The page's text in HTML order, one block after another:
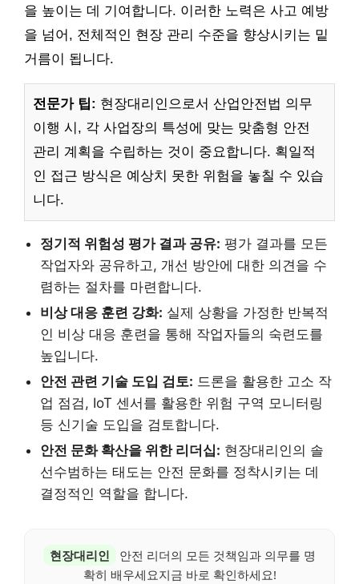
을 높이는 데 기여합니다. 이러한 노력은 사고 예방
을 넘어, 전체적인 현장 관리 수준을 향상시키는 밑
거름이 됩니다.
전문가 팁: 현장대리인으로서 산업안전법 의무
이행 시, 각 사업장의 특성에 맞는 맞춤형 안전
관리 계획을 수립하는 것이 중요합니다. 획일적
인 접근 방식은 예상치 못한 위험을 놓칠 수 있습
니다.
정기적 위험성 평가 결과 공유: 평가 결과를 모든
작업자와 공유하고, 개선 방안에 대한 의견을 수
렴하는 절차를 마련합니다.
비상 대응 훈련 강화: 실제 상황을 가정한 반복적
인 비상 대응 훈련을 통해 작업자들의 숙련도를
높입니다.
안전 관련 기술 도입 검토: 드론을 활용한 고소 작
업 점검, IoT 센서를 활용한 위험 구역 모니터링
등 신기술 도입을 검토합니다.
안전 문화 확산을 위한 리더십: 현장대리인의 솔
선수범하는 태도는 안전 문화를 정착시키는 데
결정적인 역할을 합니다.
현장대리인
안전 리더의 모든 것책임과 의무를 명
확히 배우세요지금 바로 확인하세요!